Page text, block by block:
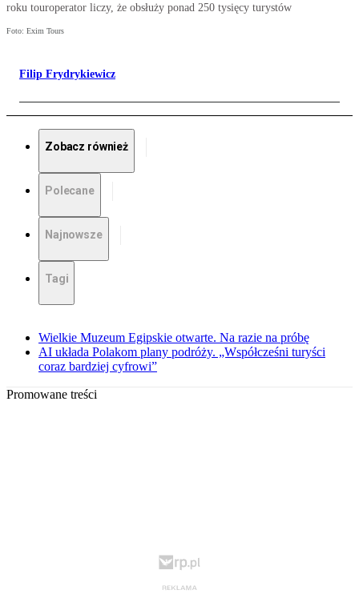
roku touroperator liczy, że obsłuży ponad 250 tysięcy turystów
Foto: Exim Tours
Filip Frydrykiewicz
Zobacz również
Polecane
Najnowsze
Tagi
Wielkie Muzeum Egipskie otwarte. Na razie na próbę
AI układa Polakom plany podróży. „Współcześni turyści
coraz bardziej cyfrowi”
Promowane treści